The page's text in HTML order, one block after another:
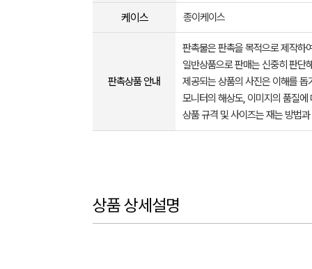
케이스 종이케이스
판촉상품 안내
판촉물은 판촉을 목적으로 제작하
일반상품으로 판매는 신중히 판단
제공되는 상품의 사진은 이해를
모니터의 해상도, 이미지의 품질
상품 규격 및 사이즈는 재는 방법
상품 상세설명